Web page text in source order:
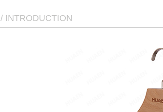
/ INTRODUCTION